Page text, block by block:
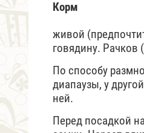
Корм
живой
говядину. Рачков
По способу
диапаузы, у
ней.
Перед посадкой